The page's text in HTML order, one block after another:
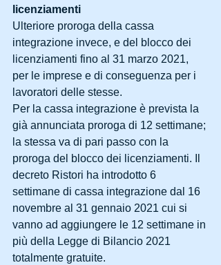
licenziamenti
Ulteriore proroga della cassa
integrazione invece, e del blocco dei
licenziamenti fino al 31 marzo 2021,
per le imprese e di conseguenza per i
lavoratori delle stesse.
Per la cassa integrazione è prevista la
già annunciata proroga di 12 settimane;
la stessa va di pari passo con la
proroga del blocco dei licenziamenti. Il
decreto Ristori ha introdotto 6
settimane di cassa integrazione dal 16
novembre al 31 gennaio 2021 cui si
vanno ad aggiungere le 12 settimane in
più della Legge di Bilancio 2021
totalmente gratuite.